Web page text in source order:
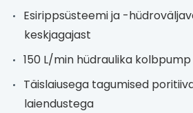
Esirippsüsteemi ja -
keskjagajast
150 L/min hüdraulika kolbpump
Täislaiusega tagumised
laiendustega